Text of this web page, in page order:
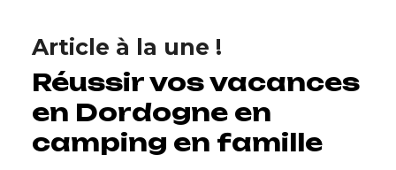
Article à la une !
Réussir vos vacances
en Dordogne en
camping en famille